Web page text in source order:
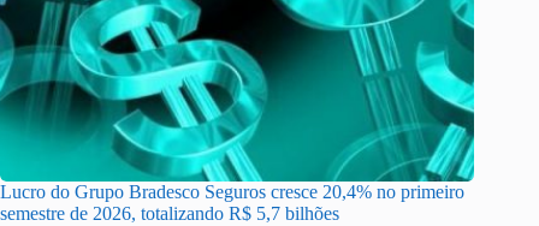
Lucro do Grupo Bradesco Seguros cresce 20,4% no primeiro
semestre de 2026, totalizando R$ 5,7 bilhões